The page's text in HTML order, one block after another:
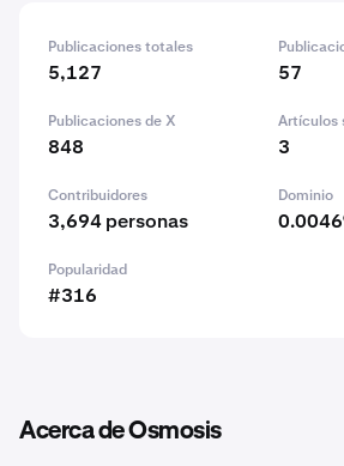
Publicaciones totales
5,127 57
Publicaciones de X
848
Artículos
3
Contribuidores
3,694 personas
Dominio
Popularidad
#316
Acerca de Osmosis